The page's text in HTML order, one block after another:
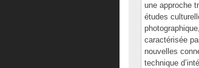
une approche
études
caractérisée
nouvelles
technique